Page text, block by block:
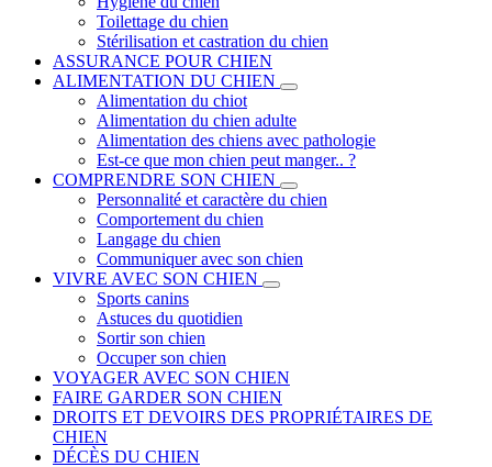
Toilettage du chien
Stérilisation et castration du chien
ASSURANCE POUR CHIEN
ALIMENTATION DU CHIEN
Alimentation du chiot
Alimentation du chien adulte
Alimentation des chiens avec pathologie
Est-ce que mon chien peut manger.. ?
COMPRENDRE SON CHIEN
Personnalité et caractère du chien
Comportement du chien
Langage du chien
Communiquer avec son chien
VIVRE AVEC SON CHIEN
Sports canins
Astuces du quotidien
Sortir son chien
Occuper son chien
VOYAGER AVEC SON CHIEN
FAIRE GARDER SON CHIEN
DROITS ET DEVOIRS DES PROPRIÉTAIRES DE
CHIEN
DÉCÈS DU CHIEN